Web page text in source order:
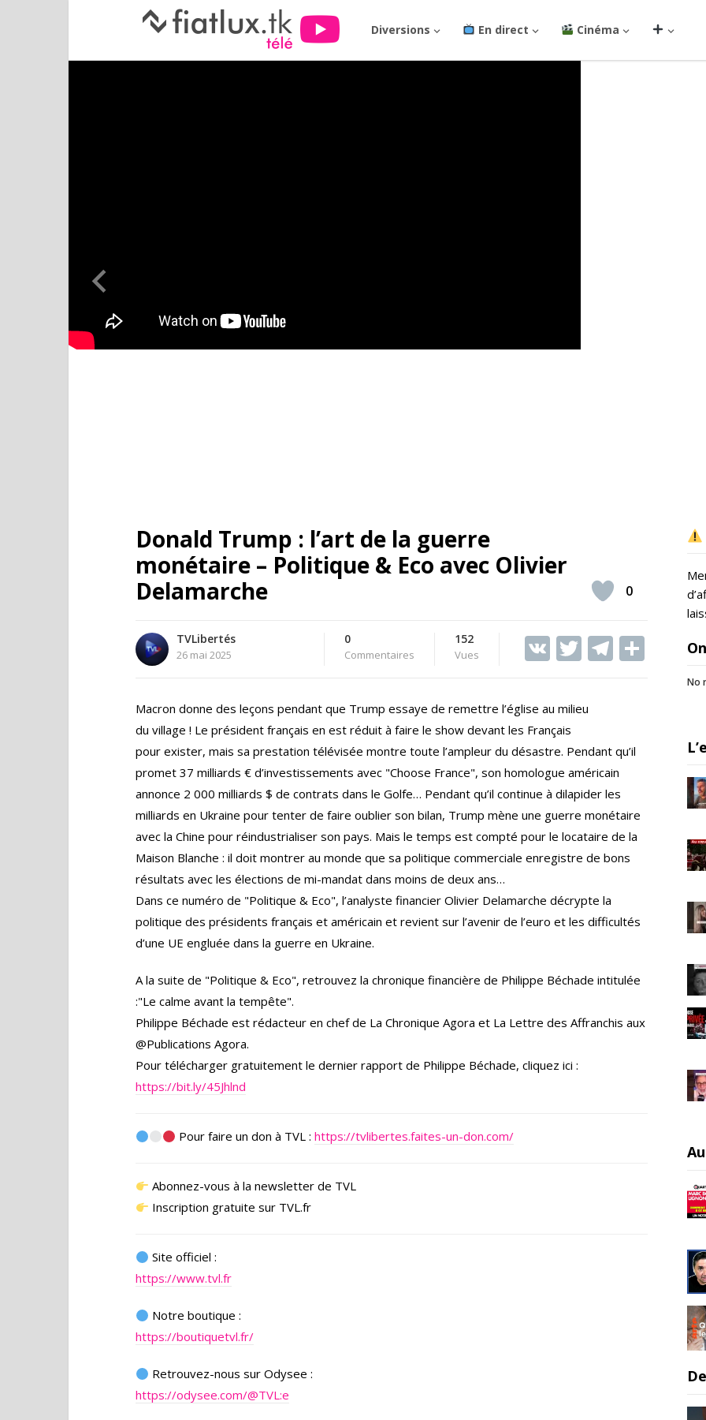
Diversions En direct Cinéma
Donald Trump : l’art de la guerre
monétaire – Politique & Eco avec Olivier
Delamarche
TVLibertés
26 mai 2025
0
Commentaires
152
Vues V T
itt
er
T
a
m
0
Macron donne des leçons pendant que Trump essaye de remettre l’église au milieu
du village ! Le président français en est réduit à faire le show devant les Français
pour exister, mais sa prestation télévisée montre toute l’ampleur du désastre. Pendant qu’il
promet 37 milliards € d’investissements avec "Choose France", son homologue américain
annonce 2 000 milliards $ de contrats dans le Golfe… Pendant qu’il continue à dilapider les
milliards en Ukraine pour tenter de faire oublier son bilan, Trump mène une guerre monétaire
avec la Chine pour réindustrialiser son pays. Mais le temps est compté pour le locataire de la
Maison Blanche : il doit montrer au monde que sa politique commerciale enregistre de bons
résultats avec les élections de mi-mandat dans moins de deux ans…
Dans ce numéro de "Politique & Eco", l’analyste financier Olivier Delamarche décrypte la
politique des présidents français et américain et revient sur l’avenir de l’euro et les difficultés
d’une UE engluée dans la guerre en Ukraine.
A la suite de "Politique & Eco", retrouvez la chronique financière de Philippe Béchade intitulée
:"Le calme avant la tempête".
Philippe Béchade est rédacteur en chef de La Chronique Agora et La Lettre des Affranchis aux
@Publications Agora.
Pour télécharger gratuitement le dernier rapport de Philippe Béchade, cliquez ici :
https://bit.ly/45Jhlnd
Pour faire un don à TVL :https://tvlibertes.faites-un-don.com/
Abonnez-vous à la newsletter de TVL
Inscription gratuite sur TVL.fr
Site officiel :
https://www.tvl.fr
Notre boutique :
https://boutiquetvl.fr/
Retrouvez-nous sur Odysee :
https://odysee.com/@TVL:e
No